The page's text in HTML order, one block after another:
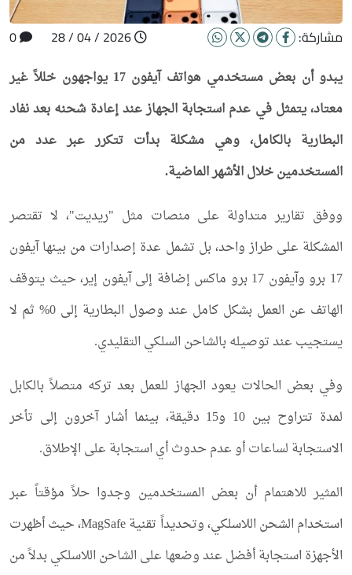
مشاركة:
يبدو أن بعض مستخدمي هواتف آيفون 17 يواجهون خللاً غير
معتاد، يتمثل في عدم استجابة الجهاز عند إعادة شحنه بعد نفاد
البطارية بالكامل، وهي مشكلة بدأت تتكرر عبر عدد من
المستخدمين خلال الأشهر الماضية.
ووفق تقارير متداولة على منصات مثل "ريديت"، لا تقتصر
المشكلة على طراز واحد، بل تشمل عدة إصدارات من بينها آيفون
17 برو وآيفون 17 برو ماكس إضافة إلى آيفون إير، حيث يتوقف
الهاتف عن العمل بشكل كامل عند وصول البطارية إلى 0% ثم لا
يستجيب عند توصيله بالشاحن السلكي التقليدي.
وفي بعض الحالات يعود الجهاز للعمل بعد تركه متصلاً بالكابل
لمدة تتراوح بين 10 و15 دقيقة، بينما أشار آخرون إلى تأخر
الاستجابة لساعات أو عدم حدوث أي استجابة على الإطلاق.
المثير للاهتمام أن بعض المستخدمين وجدوا حلاً مؤقتاً عبر
استخدام الشحن اللاسلكي، وتحديداً تقنية MagSafe، حيث أظهرت
الأجهزة استجابة أفضل عند وضعها على الشاحن اللاسلكي بدلاً من